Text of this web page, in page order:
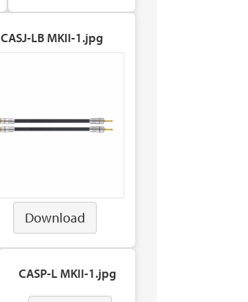
CASJ-LB MKII-1.jpg
Download
CASP-L MKII-1.jpg